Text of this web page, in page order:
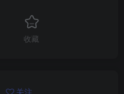
收藏
关注